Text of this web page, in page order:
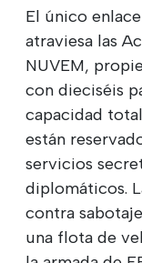
El único
atraviesa las
NUVEM,
con dieciséis
capacidad
están
servicios
diplomáticos.
contra
una flota de